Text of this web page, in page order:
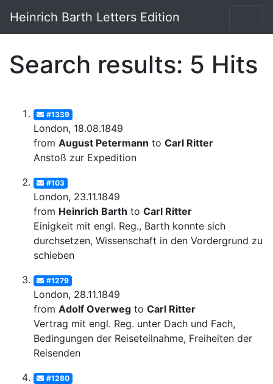
Heinrich Barth Letters Edition
Search results: 5 Hits
#1339
London, 18.08.1849
from August Petermann to Carl Ritter
Anstoß zur Expedition
#103
London, 23.11.1849
from Heinrich Barth to Carl Ritter
Einigkeit mit engl. Reg., Barth konnte sich
durchsetzen, Wissenschaft in den Vordergrund zu
schieben
#1279
London, 28.11.1849
from Adolf Overweg to Carl Ritter
Vertrag mit engl. Reg. unter Dach und Fach,
Bedingungen der Reiseteilnahme, Freiheiten der
Reisenden
#1280